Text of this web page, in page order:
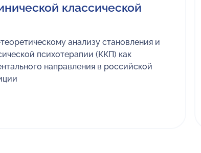
классической
анализу становления и
психотерапии (ККП) как
направления в российской